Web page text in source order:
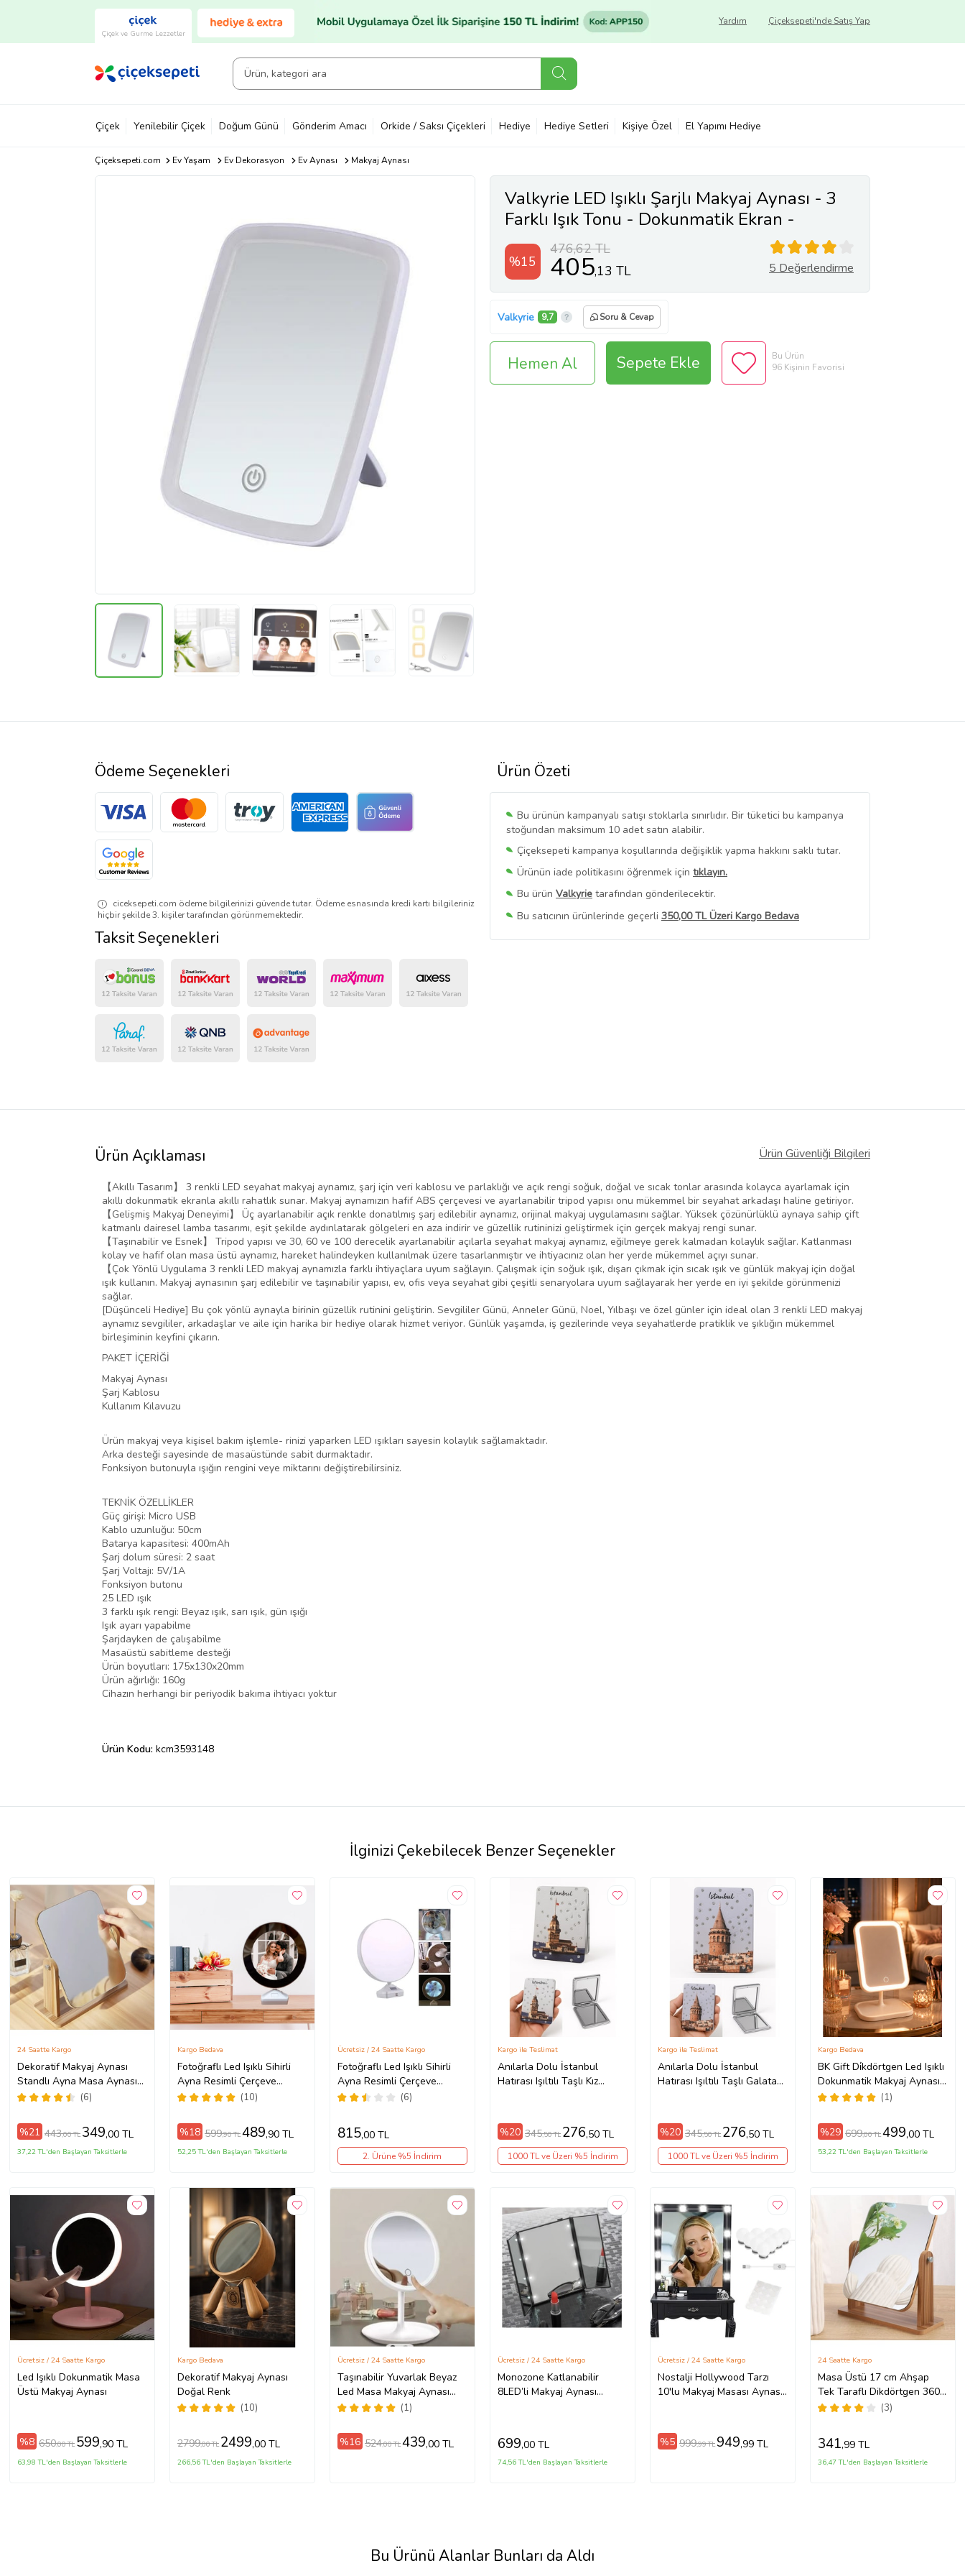
Çiçek ve Gurme Lezzetler
Çiçeksepeti'nde Satış Yap
Yardım
Çiçek Yenilebilir Çiçek Doğum Günü Gönderim Amacı Orkide / Saksı Çiçekleri Hediye Hediye Setleri Kişiye Özel El Yapımı Hediye
Çiçeksepeti.com Ev Yaşam Ev Dekorasyon Ev Aynası Makyaj Aynası
Valkyrie LED Işıklı Şarjlı Makyaj Aynası - 3
Farklı Işık Tonu - Dokunmatik Ekran -
Dimmers Ayarı - Beyaz, Sarı, Gün Işığı Make
Up Mirror
%15
476,62 TL
405,13 TL 5 Değerlendirme
Valkyrie 9,7 Soru & Cevap
Hemen Al Sepete Ekle
Bu Ürün
96 Kişinin Favorisi
Ürün Özeti
Bu ürünün kampanyalı satışı stoklarla sınırlıdır. Bir tüketici bu kampanya
stoğundan maksimum 10 adet satın alabilir.
Çiçeksepeti kampanya koşullarında değişiklik yapma hakkını saklı tutar.
Ürünün iade politikasını öğrenmek için tıklayın.
Bu ürün Valkyrie tarafından gönderilecektir.
Bu satıcının ürünlerinde geçerli 350,00 TL Üzeri Kargo Bedava
Bu SatıcınınTüm Ürünlerini Görüntüle
Ödeme Seçenekleri
ciceksepeti.com ödeme bilgilerinizi güvende tutar. Ödeme esnasında kredi kartı bilgileriniz
hiçbir şekilde 3. kişiler tarafından görünmemektedir.
Taksit Seçenekleri
Ürün Açıklaması Ürün Güvenliği Bilgileri
【Akıllı Tasarım】 3 renkli LED seyahat makyaj aynamız, şarj için veri kablosu ve parlaklığı ve açık rengi soğuk, doğal ve sıcak tonlar arasında kolayca ayarlamak için
akıllı dokunmatik ekranla akıllı rahatlık sunar. Makyaj aynamızın hafif ABS çerçevesi ve ayarlanabilir tripod yapısı onu mükemmel bir seyahat arkadaşı haline getiriyor.
【Gelişmiş Makyaj Deneyimi】 Üç ayarlanabilir açık renkle donatılmış şarj edilebilir aynamız, orijinal makyaj uygulamasını sağlar. Yüksek çözünürlüklü aynaya sahip çift
katmanlı dairesel lamba tasarımı, eşit şekilde aydınlatarak gölgeleri en aza indirir ve güzellik rutininizi geliştirmek için gerçek makyaj rengi sunar.
【Taşınabilir ve Esnek】 Tripod yapısı ve 30, 60 ve 100 derecelik ayarlanabilir açılarla seyahat makyaj aynamız, eğilmeye gerek kalmadan kolaylık sağlar. Katlanması
kolay ve hafif olan masa üstü aynamız, hareket halindeyken kullanılmak üzere tasarlanmıştır ve ihtiyacınız olan her yerde mükemmel açıyı sunar.
【Çok Yönlü Uygulama 3 renkli LED makyaj aynamızla farklı ihtiyaçlara uyum sağlayın. Çalışmak için soğuk ışık, dışarı çıkmak için sıcak ışık ve günlük makyaj için doğal
ışık kullanın. Makyaj aynasının şarj edilebilir ve taşınabilir yapısı, ev, ofis veya seyahat gibi çeşitli senaryolara uyum sağlayarak her yerde en iyi şekilde görünmenizi
sağlar.
[Düşünceli Hediye] Bu çok yönlü aynayla birinin güzellik rutinini geliştirin. Sevgililer Günü, Anneler Günü, Noel, Yılbaşı ve özel günler için ideal olan 3 renkli LED makyaj
aynamız sevgililer, arkadaşlar ve aile için harika bir hediye olarak hizmet veriyor. Günlük yaşamda, iş gezilerinde veya seyahatlerde pratiklik ve şıklığın mükemmel
birleşiminin keyfini çıkarın.
PAKET İÇERİĞİ
Makyaj Aynası
Şarj Kablosu
Kullanım Kılavuzu
Ürün makyaj veya kişisel bakım işlemle- rinizi yaparken LED ışıkları sayesin kolaylık sağlamaktadır.
Arka desteği sayesinde de masaüstünde sabit durmaktadır.
Fonksiyon butonuyla ışığın rengini veye miktarını değiştirebilirsiniz.
TEKNİK ÖZELLİKLER
Güç girişi: Micro USB
Kablo uzunluğu: 50cm
Batarya kapasitesi: 400mAh
Şarj dolum süresi: 2 saat
Şarj Voltajı: 5V/1A
Fonksiyon butonu
25 LED ışık
3 farklı ışık rengi: Beyaz ışık, sarı ışık, gün ışığı
Işık ayarı yapabilme
Şarjdayken de çalışabilme
Masaüstü sabitleme desteği
Ürün boyutları: 175x130x20mm
Ürün ağırlığı: 160g
Cihazın herhangi bir periyodik bakıma ihtiyacı yoktur
Ürün Kodu: kcm3593148
İlginizi Çekebilecek Benzer Seçenekler
Dekoratif Makyaj Aynası
Standlı Ayna Masa Aynası
Ahşaptan - Özel Tasarım
(6)
24 Saatte Kargo
%21 443,00 TL 349,00 TL
37,22 TL'den Başlayan Taksitlerle
Fotoğraflı Led Işıklı Sihirli
Ayna Resimli Çerçeve
Dekoratif Masa Makyaj
(10)
Kargo Bedava
%18 599,90 TL489,90 TL
52,25 TL'den Başlayan Taksitlerle
Fotoğraflı Led Işıklı Sihirli
Ayna Resimli Çerçeve
Dekoratif Masa Makyaj
(6)
Ücretsiz / 24 Saatte Kargo
815,00 TL
2. Ürüne %5 İndirim
Anılarla Dolu İstanbul
Hatırası Işıltılı Taşlı Kız
(Çok Renkli)
Kargo ile Teslimat
%20 345,50 TL 276,50 TL
1000 TL ve Üzeri %5 İndirim
Anılarla Dolu İstanbul
Hatırası Işıltılı Taşlı Galata
Renkli)
Kargo ile Teslimat
%20 345,50 TL 276,50 TL
1000 TL ve Üzeri %5 İndirim
BK Gift Di̇kdörtgen Led Işıklı
Dokunmatik Makyaj Aynası,
Ev Hediyesi, Sevgiliye
(1)
Kargo Bedava
%29 699,00 TL499,00 TL
53,22 TL'den Başlayan Taksitlerle
Led Işıklı Dokunmatik Masa
Üstü Makyaj Aynası
Ücretsiz / 24 Saatte Kargo
%8 650,00 TL 599,90 TL
63,98 TL'den Başlayan Taksitlerle
Dekoratif Makyaj Aynası
Doğal Renk
(10)
Kargo Bedava
2799,00 TL 2499,00 TL
266,56 TL'den Başlayan Taksitlerle
Taşınabilir Yuvarlak Beyaz
Led Masa Makyaj Aynası
Dokunmatik Ayarlanabilir 3
Hediyesi
(1)
Ücretsiz / 24 Saatte Kargo
%16 524,00 TL439,00 TL
Monozone Katlanabilir
8LED’li Makyaj Aynası
Ücretsiz / 24 Saatte Kargo
699,00 TL
74,56 TL'den Başlayan Taksitlerle
Nostalji Hollywood Tarzı
10'lu Makyaj Masası Aynası
Ücretsiz / 24 Saatte Kargo
%5 999,99 TL 949,99 TL
Masa Üstü 17 cm Ahşap
Tek Taraflı Dikdörtgen 360°
Dönen Masa Aynası cin806
(3)
24 Saatte Kargo
341,99 TL
36,47 TL'den Başlayan Taksitlerle
Bu Ürünü Alanlar Bunları da Aldı